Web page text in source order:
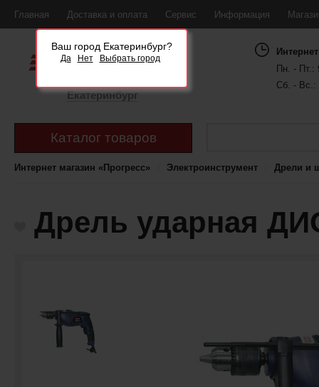
Главная Доставка и оплата Сервис Информация
Ваш город Екатеринбург?
Да Нет Выбрать город
Екатеринбург
Пн. - Пт.:
Сб. - Вс.:
Каталог товаров
Интернет магазин «Прогресс» Электроинструмент Дрели и
Дрель ударная